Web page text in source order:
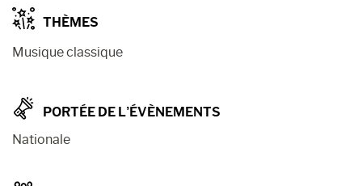
THÈMES
Musique classique
PORTÉE DE L’ÉVÈNEMENTS
Nationale